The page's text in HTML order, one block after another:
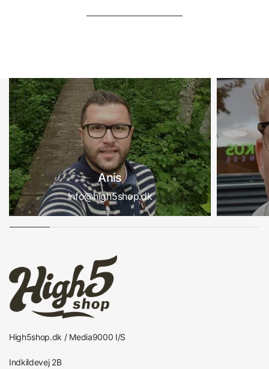
Anis
Info@high5shop.dk
High5shop.dk / Media9000 I/S
Indkildevej 2B